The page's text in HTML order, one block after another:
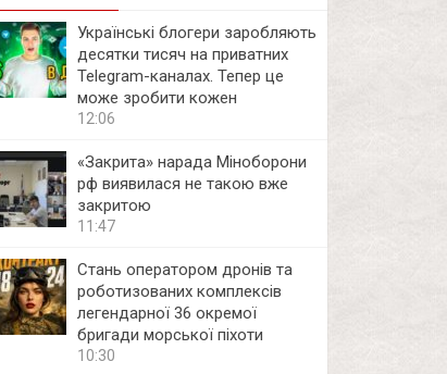
Українські блогери заробляють
десятки тисяч на приватних
Telegram-каналах. Тепер це
може зробити кожен
12:06
«Закрита» нарада Міноборони
рф виявилася не такою вже
закритою
11:47
Стань оператором дронів та
роботизованих комплексів
легендарної 36 окремої
бригади морської піхоти
10:30